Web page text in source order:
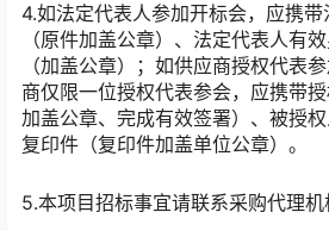
4.如法定代表人参加开标会，应携带
（原件加盖公章）、法定代表人有
（加盖公章）；如供应商授权代表
商仅限一位授权代表参会，应携带
加盖公章、完成有效签署）、被授
复印件（复印件加盖单位公章）。
5.本项目招标事宜请联系采购代理机